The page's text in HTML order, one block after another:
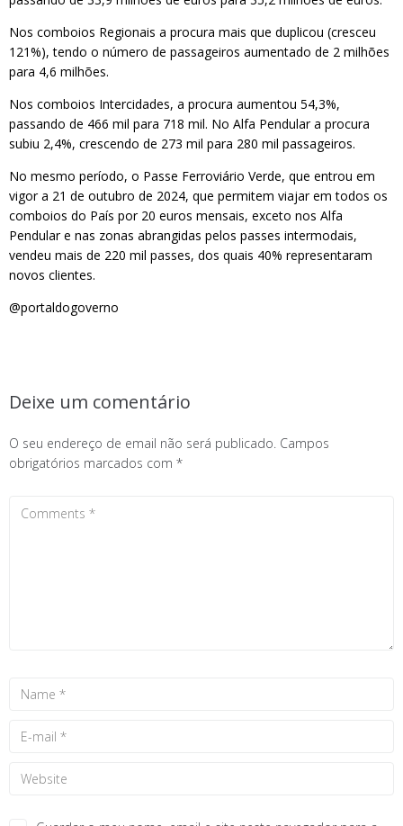
Nos comboios Regionais a procura mais que duplicou (cresceu
121%), tendo o número de passageiros aumentado de 2 milhões
para 4,6 milhões.
Nos comboios Intercidades, a procura aumentou 54,3%,
passando de 466 mil para 718 mil. No Alfa Pendular a procura
subiu 2,4%, crescendo de 273 mil para 280 mil passageiros.
No mesmo período, o Passe Ferroviário Verde, que entrou em
vigor a 21 de outubro de 2024, que permitem viajar em todos os
comboios do País por 20 euros mensais, exceto nos Alfa
Pendular e nas zonas abrangidas pelos passes intermodais,
vendeu mais de 220 mil passes, dos quais 40% representaram
novos clientes.
@portaldogoverno
Deixe um comentário
O seu endereço de email não será publicado. Campos
obrigatórios marcados com *